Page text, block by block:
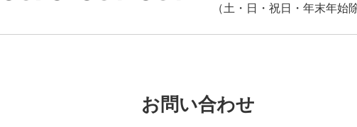
（土・日・祝日・年末年始
お問い合わせ